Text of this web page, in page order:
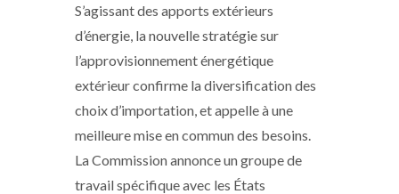
S’agissant des apports extérieurs
d’énergie, la nouvelle stratégie sur
l’approvisionnement énergétique
extérieur confirme la diversification des
choix d’importation, et appelle à une
meilleure mise en commun des besoins.
La Commission annonce un groupe de
travail spécifique avec les États